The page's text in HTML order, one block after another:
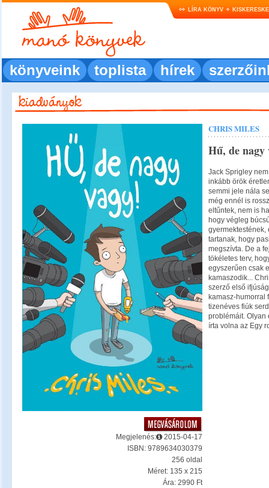
LÍRA KÖNYV
könyveink toplista hírek
Megjelenés:
2015-04-17
ISBN: 9789634030379
256 oldal
Méret: 135 x 215
Ára: 2990 Ft
CHRIS MILES
Hű, de nagy
Jack Sprigley
inkább örök
semmi jele nála
még ennél is
eltűntek, nem is
hogy végleg
gyermektestének,
tartanak, hogy
megszívta. De a
tökéletes terv,
egyszerűen csak
kamaszodik...
szerző első
kamasz-humorral
tizenéves fiúk
problémáit. Olyan
írta volna az Egy